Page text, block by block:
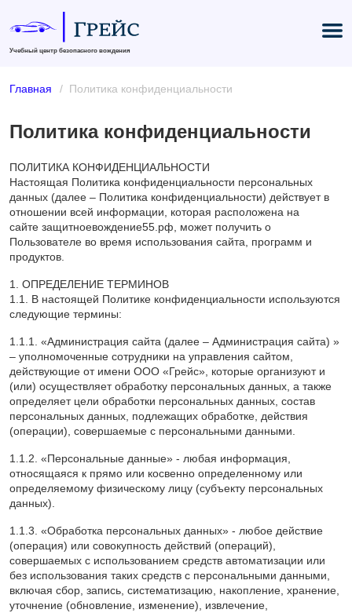
Учебный центр безопасного вождения
Главная Политика конфиденциальности
Политика конфиденциальности
ПОЛИТИКА КОНФИДЕНЦИАЛЬНОСТИ
Настоящая Политика конфиденциальности персональных
данных (далее – Политика конфиденциальности) действует в
отношении всей информации, которая расположена на
сайте защитноевождение55.рф, может получить о
Пользователе во время использования сайта, программ и
продуктов.
1. ОПРЕДЕЛЕНИЕ ТЕРМИНОВ
1.1. В настоящей Политике конфиденциальности используются
следующие термины:
1.1.1. «Администрация сайта (далее – Администрация сайта) »
– уполномоченные сотрудники на управления сайтом,
действующие от имени ООО «Грейс», которые организуют и
(или) осуществляет обработку персональных данных, а также
определяет цели обработки персональных данных, состав
персональных данных, подлежащих обработке, действия
(операции), совершаемые с персональными данными.
1.1.2. «Персональные данные» - любая информация,
относящаяся к прямо или косвенно определенному или
определяемому физическому лицу (субъекту персональных
данных).
1.1.3. «Обработка персональных данных» - любое действие
(операция) или совокупность действий (операций),
совершаемых с использованием средств автоматизации или
без использования таких средств с персональными данными,
включая сбор, запись, систематизацию, накопление, хранение,
уточнение (обновление, изменение), извлечение,